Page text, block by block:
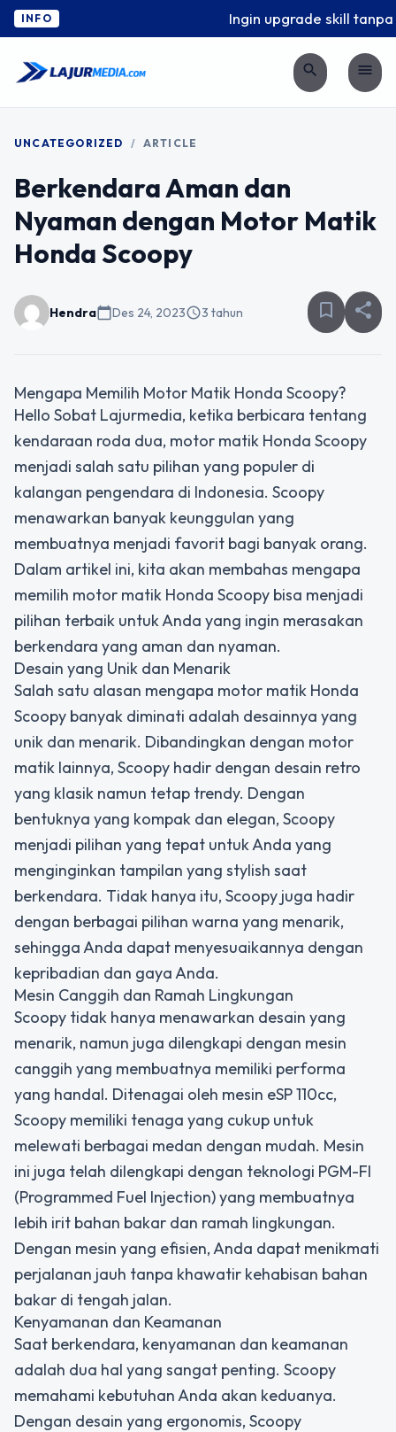
INFO Ingin upgrade skill tanpa
search menu
UNCATEGORIZED / ARTICLE
Berkendara Aman dan
Nyaman dengan Motor Matik
Honda Scoopy
Hendracalendar_todayDes 24, 2023schedule3 tahun bookmark_border share
Mengapa Memilih Motor Matik Honda Scoopy?
Hello Sobat Lajurmedia, ketika berbicara tentang
kendaraan roda dua, motor matik Honda Scoopy
menjadi salah satu pilihan yang populer di
kalangan pengendara di Indonesia. Scoopy
menawarkan banyak keunggulan yang
membuatnya menjadi favorit bagi banyak orang.
Dalam artikel ini, kita akan membahas mengapa
memilih motor matik Honda Scoopy bisa menjadi
pilihan terbaik untuk Anda yang ingin merasakan
berkendara yang aman dan nyaman.
Desain yang Unik dan Menarik
Salah satu alasan mengapa motor matik Honda
Scoopy banyak diminati adalah desainnya yang
unik dan menarik. Dibandingkan dengan motor
matik lainnya, Scoopy hadir dengan desain retro
yang klasik namun tetap trendy. Dengan
bentuknya yang kompak dan elegan, Scoopy
menjadi pilihan yang tepat untuk Anda yang
menginginkan tampilan yang stylish saat
berkendara. Tidak hanya itu, Scoopy juga hadir
dengan berbagai pilihan warna yang menarik,
sehingga Anda dapat menyesuaikannya dengan
kepribadian dan gaya Anda.
Mesin Canggih dan Ramah Lingkungan
Scoopy tidak hanya menawarkan desain yang
menarik, namun juga dilengkapi dengan mesin
canggih yang membuatnya memiliki performa
yang handal. Ditenagai oleh mesin eSP 110cc,
Scoopy memiliki tenaga yang cukup untuk
melewati berbagai medan dengan mudah. Mesin
ini juga telah dilengkapi dengan teknologi PGM-FI
(Programmed Fuel Injection) yang membuatnya
lebih irit bahan bakar dan ramah lingkungan.
Dengan mesin yang efisien, Anda dapat menikmati
perjalanan jauh tanpa khawatir kehabisan bahan
bakar di tengah jalan.
Kenyamanan dan Keamanan
Saat berkendara, kenyamanan dan keamanan
adalah dua hal yang sangat penting. Scoopy
memahami kebutuhan Anda akan keduanya.
Dengan desain yang ergonomis, Scoopy